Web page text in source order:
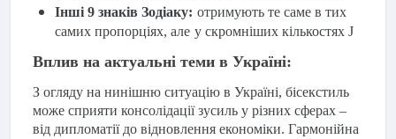
Інші 9 знаків Зодіаку: отримують те саме в тих
самих пропорціях, але у скромніших кількостях J
Вплив на актуальні теми в Україні:
З огляду на нинішню ситуацію в Україні, бісекстиль
може сприяти консолідації зусиль у різних сферах –
від дипломатії до відновлення економіки. Гармонійна